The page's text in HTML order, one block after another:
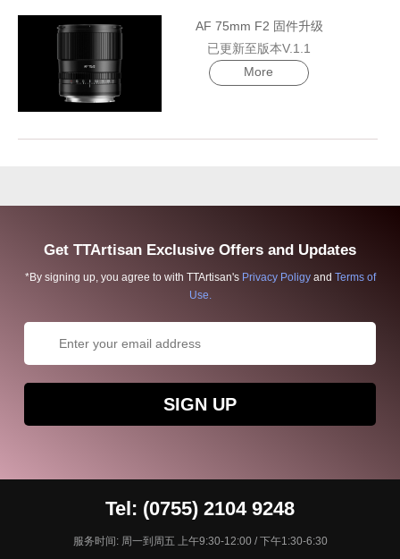
AF 75mm F2 固件升级
已更新至版本V.1.1
More
Get TTArtisan Exclusive Offers and Updates
*By signing up, you agree to with TTArtisan's Privacy Poligy and Terms of
Use.
SIGN UP
Tel: (0755) 2104 9248
服务时间: 周一到周五 上午9:30-12:00 / 下午1:30-6:30